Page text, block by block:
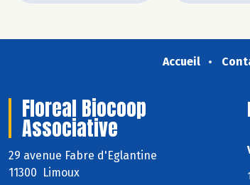
Accueil
Floreal Biocoop
Associative
29 avenue Fabre d'Eglantine
11300 Limoux